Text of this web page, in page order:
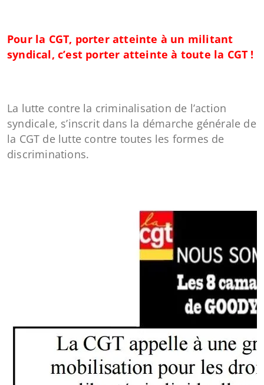
Pour la CGT, porter atteinte à un militant
syndical, c’est porter atteinte à toute la CGT !
La lutte contre la criminalisation de l’action
syndicale, s’inscrit dans la démarche générale de
la CGT de lutte contre toutes les formes de
discriminations.